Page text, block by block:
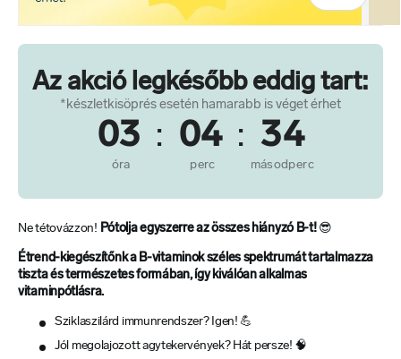
Az akció legkésőbb eddig tart:
*készletkisöprés esetén hamarabb is véget érhet
03 : 04 : 33
óra perc másodperc
Ne tétovázzon! Pótolja egyszerre az összes hiányzó B-t!😎
Étrend-kiegészítőnk a B-vitaminok széles spektrumát tartalmazza
tiszta és természetes formában, így kiválóan alkalmas
vitaminpótlásra.
Sziklaszilárd immunrendszer? Igen! 💪
Jól megolajozott agytekervények? Hát persze! 🧠